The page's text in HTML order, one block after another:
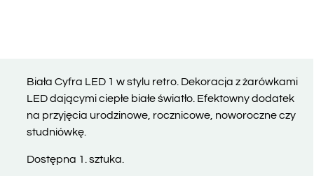
Biała Cyfra LED 1 w stylu retro. Dekoracja z żarówkami
LED dającymi ciepłe białe światło. Efektowny dodatek
na przyjęcia urodzinowe, rocznicowe, noworoczne czy
studniówkę.
Dostępna 1. sztuka.